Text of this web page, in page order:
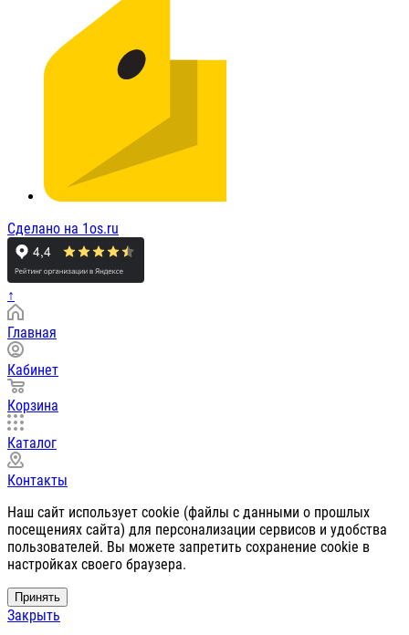
Сделано на 1os.ru
↑
Главная
Кабинет
Корзина
Каталог
Контакты
Наш сайт использует cookie (файлы с данными о прошлых
посещениях сайта) для персонализации сервисов и удобства
пользователей. Вы можете запретить сохранение cookie в
настройках своего браузера.
Принять
Закрыть